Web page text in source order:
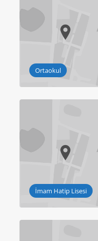
Ortaokul
İmam Hatip Lisesi